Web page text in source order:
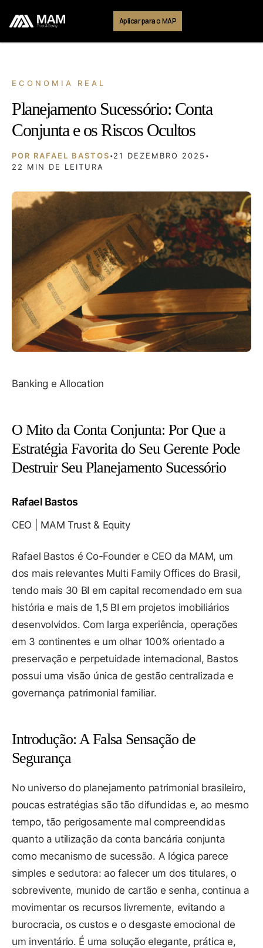
Aplicar para o MAP
ECONOMIA REAL
Planejamento Sucessório: Conta
Conjunta e os Riscos Ocultos
POR RAFAEL BASTOS •21 DEZEMBRO 2025 •
22 MIN DE LEITURA
Banking e Allocation
O Mito da Conta Conjunta: Por Que a
Estratégia Favorita do Seu Gerente Pode
Destruir Seu Planejamento Sucessório
Rafael Bastos
CEO | MAM Trust & Equity
Rafael Bastos é Co-Founder e CEO da MAM, um
dos mais relevantes Multi Family Offices do Brasil,
tendo mais 30 BI em capital recomendado em sua
história e mais de 1,5 BI em projetos imobiliários
desenvolvidos. Com larga experiência, operações
em 3 continentes e um olhar 100% orientado a
preservação e perpetuidade internacional, Bastos
possui uma visão única de gestão centralizada e
governança patrimonial familiar.
Introdução: A Falsa Sensação de
Segurança
No universo do planejamento patrimonial brasileiro,
poucas estratégias são tão difundidas e, ao mesmo
tempo, tão perigosamente mal compreendidas
quanto a utilização da conta bancária conjunta
como mecanismo de sucessão. A lógica parece
simples e sedutora: ao falecer um dos titulares, o
sobrevivente, munido de cartão e senha, continua a
movimentar os recursos livremente, evitando a
burocracia, os custos e o desgaste emocional de
um inventário. É uma solução elegante, prática e,